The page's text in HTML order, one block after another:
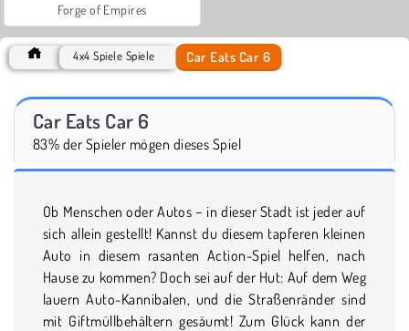
Forge of Empires
4x4 Spiele Spiele Car Eats Car 6
Car Eats Car 6
83% der Spieler mögen dieses Spiel
Ob Menschen oder Autos − in dieser Stadt ist jeder auf
sich allein gestellt! Kannst du diesem tapferen kleinen
Auto in diesem rasanten Action-Spiel helfen, nach
Hause zu kommen? Doch sei auf der Hut: Auf dem Weg
lauern Auto-Kannibalen, und die Straßenränder sind
mit Giftmüllbehältern gesäumt! Zum Glück kann der